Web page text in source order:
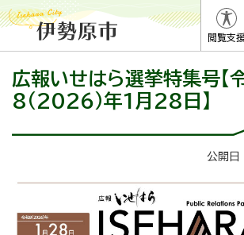
閲覧支
広報いせはら選挙特集号【
8（2026）年1月28日】
公開